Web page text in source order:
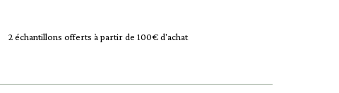
2 échantillons offerts à partir de 100€ d'achat